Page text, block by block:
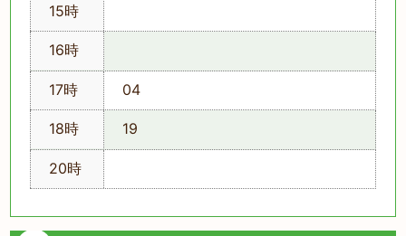
15時
16時
17時 04
18時 19
20時